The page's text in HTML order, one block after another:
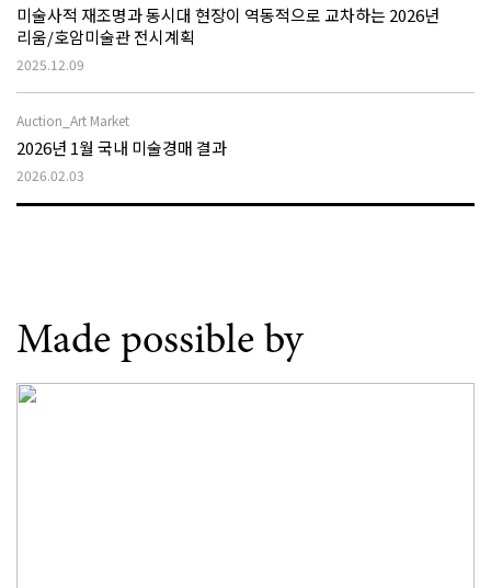
미술사적 재조명과 동시대 현장이 역동적으로 교차하는 2026년
리움/호암미술관 전시계획
2025.12.09
Auction_Art Market
2026년 1월 국내 미술경매 결과
2026.02.03
Made possible by